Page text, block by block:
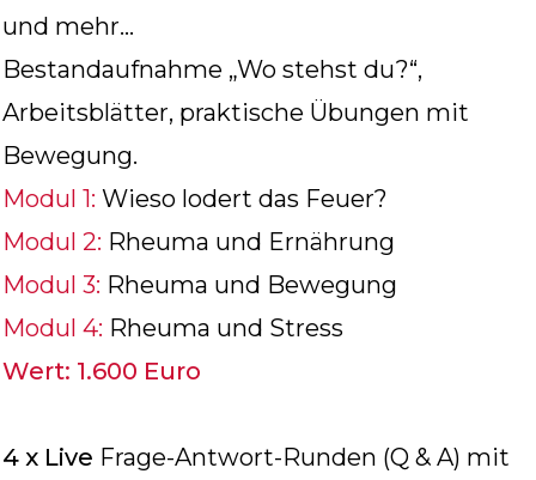
und mehr…
Bestandaufnahme „Wo stehst du?“,
Arbeitsblätter, praktische Übungen mit
Bewegung.
Modul 1: Wieso lodert das Feuer?
Modul 2: Rheuma und Ernährung
Modul 3: Rheuma und Bewegung
Modul 4: Rheuma und Stress
Wert: 1.600 Euro
4 x Live Frage-Antwort-Runden (Q & A) mit